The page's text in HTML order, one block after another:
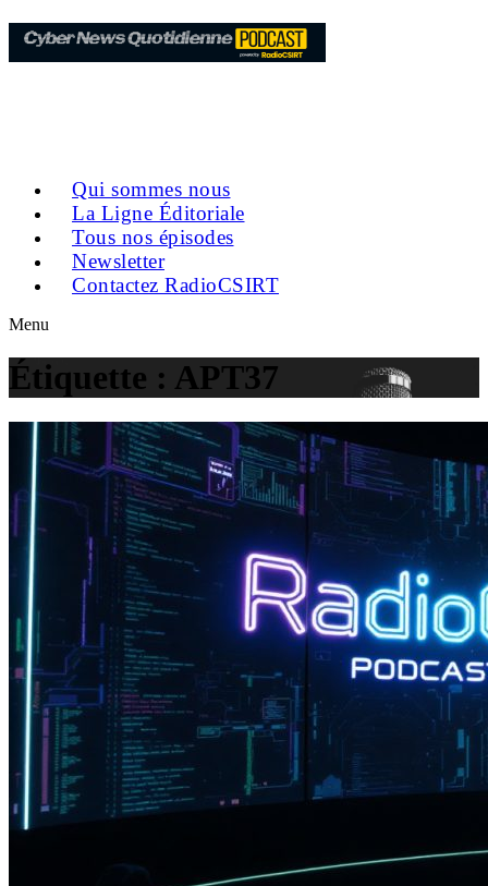
Qui sommes nous
La Ligne Éditoriale
Tous nos épisodes
Newsletter
Contactez RadioCSIRT
Menu
Étiquette : APT37